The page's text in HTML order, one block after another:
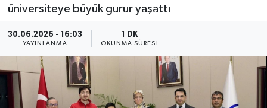
üniversiteye büyük gurur yaşattı
30.06.2026 - 16:03
YAYINLANMA
1 DK
OKUNMA SÜRESI
Siyaset
Spor
Türkiye
Yaşam
Haber Arşivi